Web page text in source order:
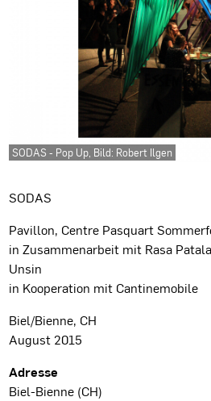
SODAS - Pop Up, Bild: Robert Ilgen
SODAS
Pavillon, Centre Pasquart
in Zusammenarbeit mit Rasa
Unsin
in Kooperation mit Cantinemobile
Biel/Bienne, CH
August 2015
Projektdaten
Adresse
Biel-Bienne (CH)